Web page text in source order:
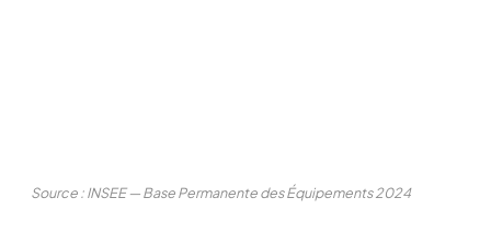
Source : INSEE — Base Permanente des Équipements 2024